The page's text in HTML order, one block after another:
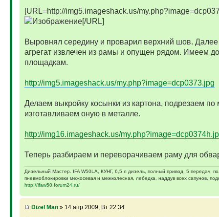
[URL=http://img5.imageshack.us/
[/URL]
Выровнял середину и проварил верхний шов. Далее
агрегат извлечен из рамы и опущен рядом. Имеем
площадкам.
http://img5.imageshack.us/my.php?image=dcp0373.jpg
Делаем выкройку косынки из картона, подрезаем по
изготавливаем оную в металле.
http://img16.imageshack.us/
Теперь разбираем и переворачиваем раму для
Дизельный Мастер. IFA W50LA, КУНГ, 6,5 л дизель, полный привод, 5 передач,
пневмоблокировки межосевая и межколесная, лебедка, наддув всех сапунов,
http://ifaw50.forum24.ru/
Dizel Man» 14 апр 2009, Вт 22:34